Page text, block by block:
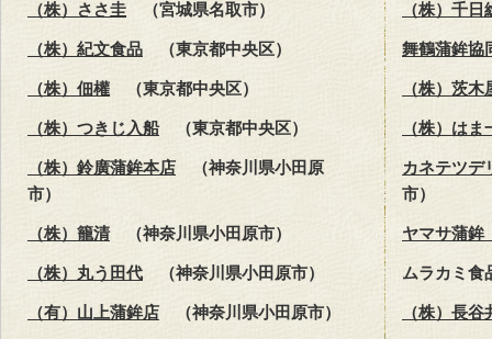
（株）ささ圭 （宮城県名取市） （株）千日
（株）紀文食品 （東京都中央区） 舞鶴蒲鉾協
（株）佃權 （東京都中央区） （株）茨木
（株）つきじ入船（東京都中央区） （株）はま
（株）鈴廣蒲鉾本店 （神奈川県小田原
市）
カネテツデ
市）
（株）籠清（神奈川県小田原市） ヤマサ蒲鉾
（株）丸う田代 （神奈川県小田原市） ムラカミ食
（有）山上蒲鉾店 （神奈川県小田原市） （株）長谷